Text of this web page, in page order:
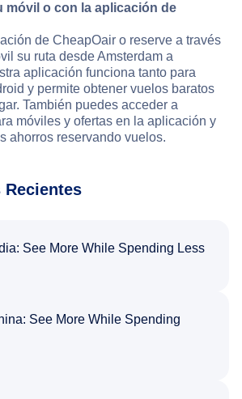
móvil o con la aplicación de
de CheapOair o reserve a través
su ruta desde Amsterdam a
aplicación funciona tanto para
y permite obtener vuelos baratos
También puedes acceder a
móviles y ofertas en la aplicación y
ahorros reservando vuelos.
Recientes
See More While Spending Less
See More While Spending